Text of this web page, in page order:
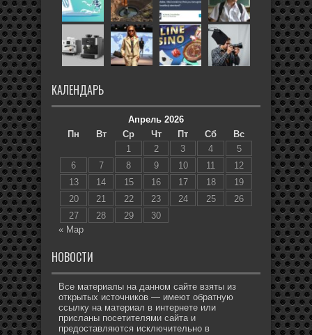
КАЛЕНДАРЬ
Апрель 2026
Пн
Вт Ср Чт Пт Сб
Вс
1
2 3 4
5
6
7 8 9 10 11
12
13
14 15 16 17 18
19
20
21 22 23 24 25
26
27
28 29
30
« Мар
НОВОСТИ
Все материалы на данном сайте взяты из
открытых источников — имеют обратную
ссылку на материал в интернете или
присланы посетителями сайта и
предоставляются исключительно в